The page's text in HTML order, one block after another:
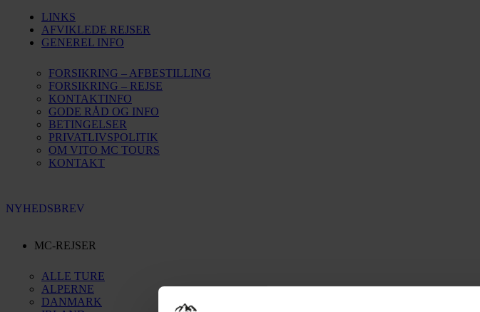
LINKS
AFVIKLEDE REJSER
GENEREL INFO
FORSIKRING – AFBESTILLING
FORSIKRING – REJSE
KONTAKTINFO
GODE RÅD OG INFO
BETINGELSER
PRIVATLIVSPOLITIK
OM VITO MC TOURS
KONTAKT
NYHEDSBREV
MC-REJSER
ALLE TURE
ALPERNE
DANMARK